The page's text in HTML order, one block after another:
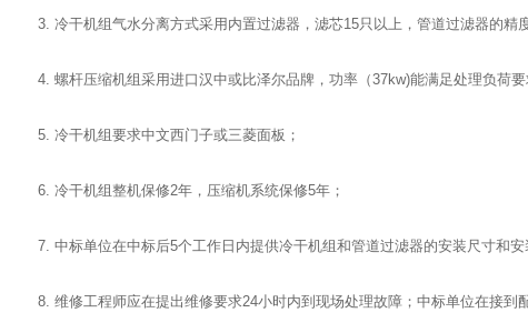
3. 冷干机组气水分离方式采用内置过滤器，滤芯15只以上，管道过滤器的精
4. 螺杆压缩机组采用进口汉中或比泽尔品牌，功率（37kw)能满足处理负荷
5. 冷干机组要求中文西门子或三菱面板；
6. 冷干机组整机保修2年，压缩机系统保修5年；
7. 中标单位在中标后5个工作日内提供冷干机组和管道过滤器的安装尺寸和安
8. 维修工程师应在提出维修要求24小时内到现场处理故障；中标单位在接到